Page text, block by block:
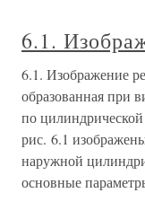
6.1.
6.1. Изображение
образованная при
по
рис. 6.1
наружной
основные